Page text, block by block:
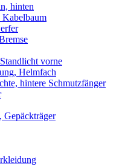
hinten
vorne
Helmfach
hintere Schmutzfänger
Gepäckträger